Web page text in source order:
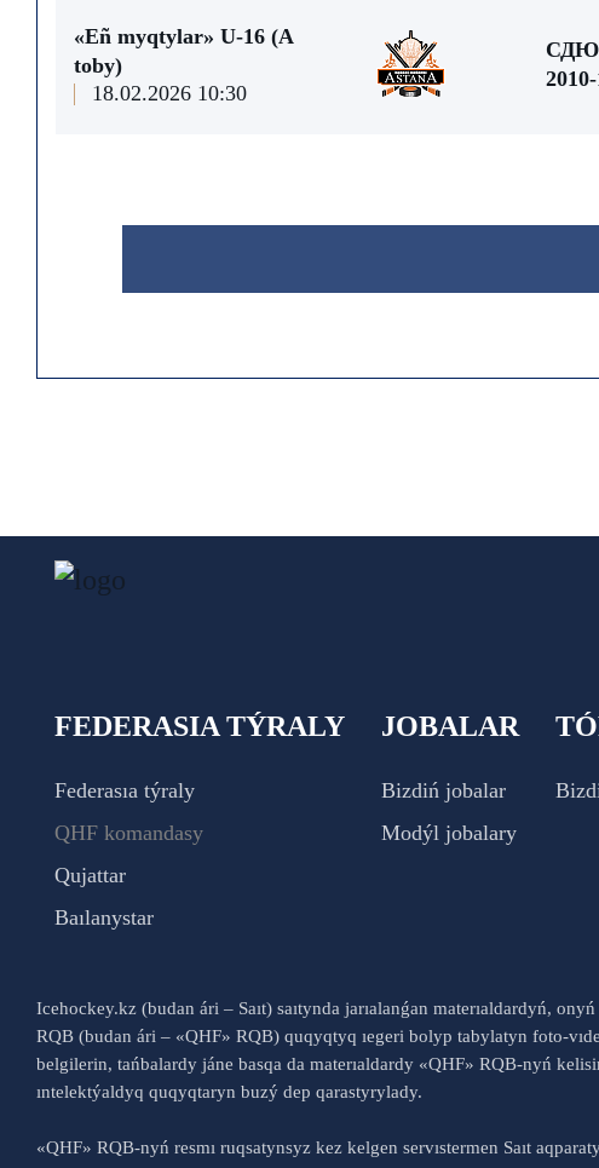
«Eñ myqtylar» U-16 (А
toby)
18.02.2026 10:30
FEDERASIA TÝRALY
Federasıa týraly
QHF komandasy
Qujattar
Baılanystar
JOBALAR
Bizdiń jobalar
Modýl jobalary
Icehockey.kz (budan ári – Saıt) saıtynda jarıalanǵan materıaldardyń,
RQB (budan ári – «QHF» RQB) quqyqtyq ıegeri bolyp tabylatyn foto-
belgilerin, tańbalardy jáne basqa da materıaldardy «QHF» RQB-nyń
ıntelektýaldyq quqyqtaryn buzý dep qarastyrylady.
«QHF» RQB-nyń resmı ruqsatynsyz kez kelgen servıstermen Saıt